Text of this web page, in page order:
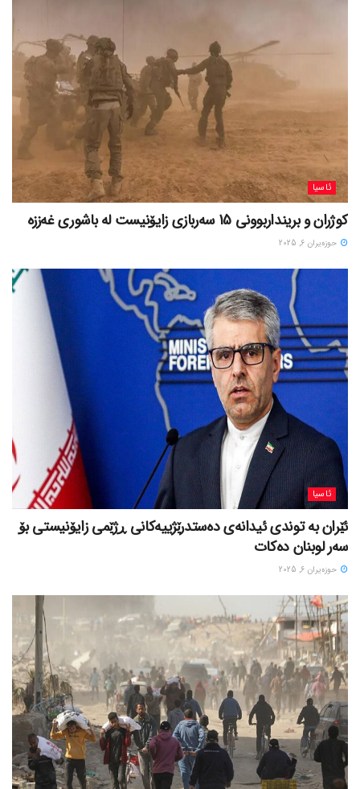
ئاسیا
کوژران و برینداربوونی 15 سەربازی زایۆنیست لە باشوری غەززە
حوزه‌یران 6, 2025
ئاسیا
ئێران بە توندی ئیدانەی دەستدرێژییەکانی ڕژێمی زایۆنیستی بۆ
سەر لوبنان دەکات
حوزه‌یران 6, 2025